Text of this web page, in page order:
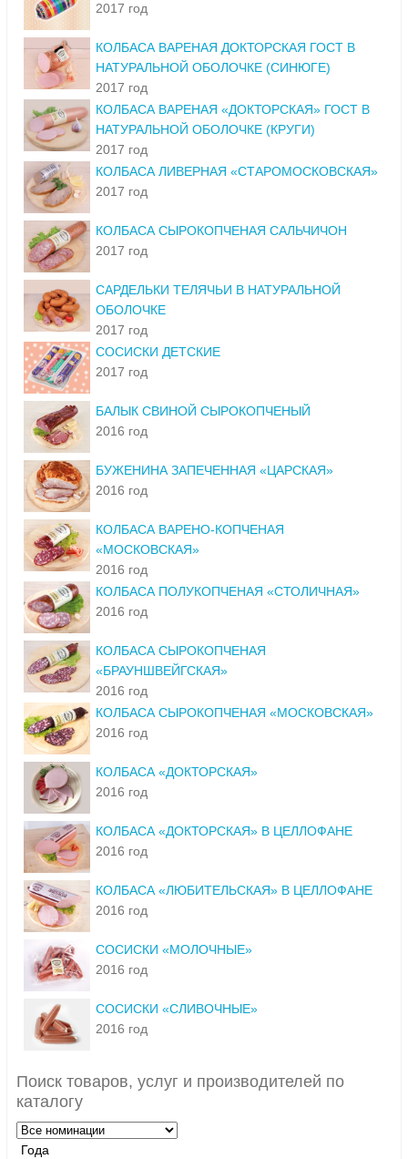
2017 год
КОЛБАСА ВАРЕНАЯ ДОКТОРСКАЯ ГОСТ В
НАТУРАЛЬНОЙ ОБОЛОЧКЕ (СИНЮГЕ)
2017 год
КОЛБАСА ВАРЕНАЯ «ДОКТОРСКАЯ» ГОСТ В
НАТУРАЛЬНОЙ ОБОЛОЧКЕ (КРУГИ)
2017 год
КОЛБАСА ЛИВЕРНАЯ «СТАРОМОСКОВСКАЯ»
2017 год
КОЛБАСА СЫРОКОПЧЕНАЯ САЛЬЧИЧОН
2017 год
САРДЕЛЬКИ ТЕЛЯЧЬИ В НАТУРАЛЬНОЙ
ОБОЛОЧКЕ
2017 год
СОСИСКИ ДЕТСКИЕ
2017 год
БАЛЫК СВИНОЙ СЫРОКОПЧЕНЫЙ
2016 год
БУЖЕНИНА ЗАПЕЧЕННАЯ «ЦАРСКАЯ»
2016 год
КОЛБАСА ВАРЕНО-КОПЧЕНАЯ
«МОСКОВСКАЯ»
2016 год
КОЛБАСА ПОЛУКОПЧЕНАЯ «СТОЛИЧНАЯ»
2016 год
КОЛБАСА СЫРОКОПЧЕНАЯ
«БРАУНШВЕЙГСКАЯ»
2016 год
КОЛБАСА СЫРОКОПЧЕНАЯ «МОСКОВСКАЯ»
2016 год
КОЛБАСА «ДОКТОРСКАЯ»
2016 год
КОЛБАСА «ДОКТОРСКАЯ» В ЦЕЛЛОФАНЕ
2016 год
КОЛБАСА «ЛЮБИТЕЛЬСКАЯ» В ЦЕЛЛОФАНЕ
2016 год
СОСИСКИ «МОЛОЧНЫЕ»
2016 год
СОСИСКИ «СЛИВОЧНЫЕ»
2016 год
Поиск товаров, услуг и производителей по
каталогу
Года